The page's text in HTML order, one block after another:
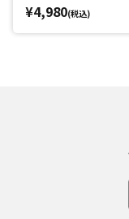
れ気分もスッキリ！
(1)中周波→(2)高
モード3：積極的な
¥4,980(税込)